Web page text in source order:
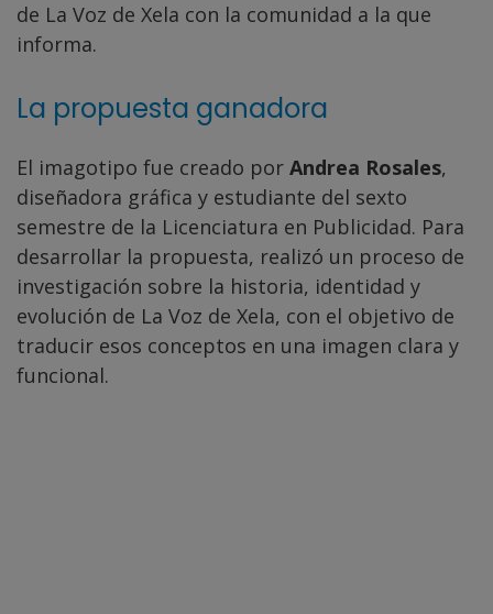
de La Voz de Xela con la comunidad a la que
informa.
La propuesta ganadora
El imagotipo fue creado por Andrea Rosales,
diseñadora gráfica y estudiante del sexto
semestre de la Licenciatura en Publicidad. Para
desarrollar la propuesta, realizó un proceso de
investigación sobre la historia, identidad y
evolución de La Voz de Xela, con el objetivo de
traducir esos conceptos en una imagen clara y
funcional.